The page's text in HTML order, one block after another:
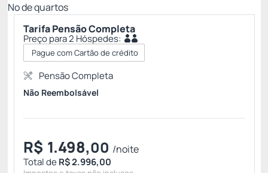
Nº de quartos
Tarifa Pensão Completa
Preço para 2 Hóspedes:
Pague com Cartão de crédito
Pensão Completa
Não Reembolsável
R$ 1.498,00 /noite
Total deR$ 2.996,00